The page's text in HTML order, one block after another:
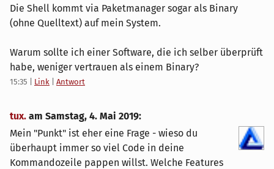
Die Shell kommt via Paketmanager sogar als Binary
(ohne Quelltext) auf mein System.
Warum sollte ich einer Software, die ich selber überprüft
habe, weniger vertrauen als einem Binary?
15:35 Link Antwort
tux. am Samstag, 4. Mai 2019:
Mein "Punkt" ist eher eine Frage - wieso du
überhaupt immer so viel Code in deine
Kommandozeile pappen willst. Welche Features